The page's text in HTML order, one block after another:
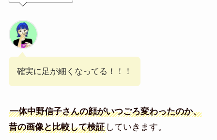
確実に足が細くなってる！！！
一体中野信子さんの顔がいつごろ変わったのか、
昔の画像と比較して検証していきます。